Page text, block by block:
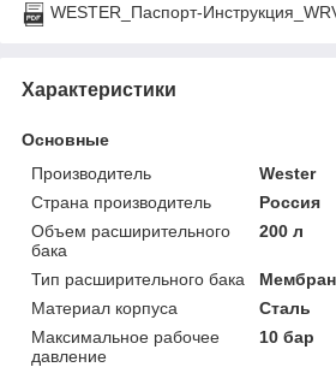
WESTER_Паспорт-
Характеристики
Основные
Производитель
Wester
Страна производитель
Россия
Объем расширительного
бака
200 л
Тип расширительного бака
Материал корпуса
Сталь
Максимальное рабочее
давление
10 бар